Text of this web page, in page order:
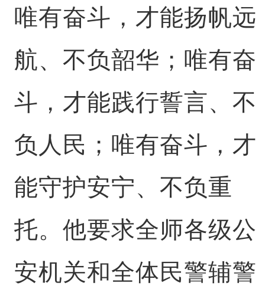
唯有奋斗，才能扬帆远
航、不负韶华；唯有奋
斗，才能践行誓言、不
负人民；唯有奋斗，才
能守护安宁、不负重
托。他要求全师各级公
安机关和全体民警辅警